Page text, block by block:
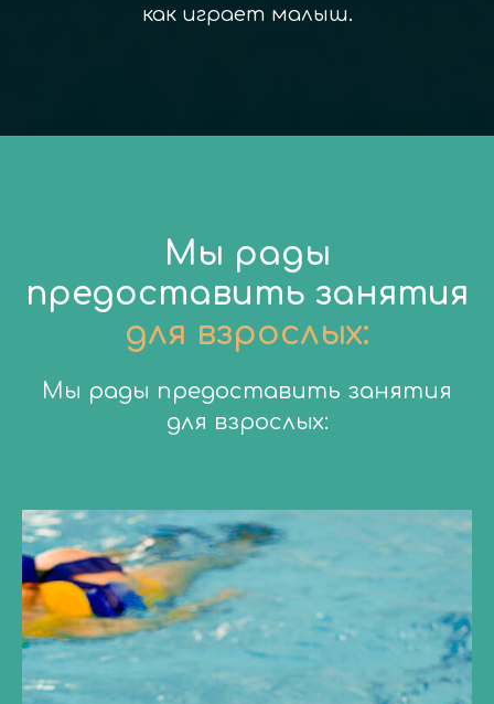
как играет малыш.
Мы рады
предоставить занятия
для взрослых:
Мы рады предоставить занятия
для взрослых: